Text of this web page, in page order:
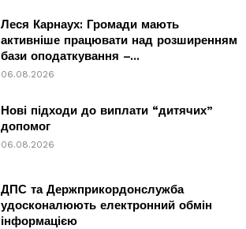
Леся Карнаух: Громади мають
активніше працювати над розширенням
бази оподаткування –...
06.08.2026
Нові підходи до виплати “дитячих”
допомог
06.08.2026
ДПС та Держприкордонслужба
удосконалюють електронний обмін
інформацією